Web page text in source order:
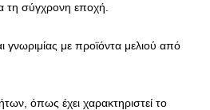
τη σύγχρονη εποχή.
γνωριμίας με προϊόντα μελιού από
όπως έχει χαρακτηριστεί το